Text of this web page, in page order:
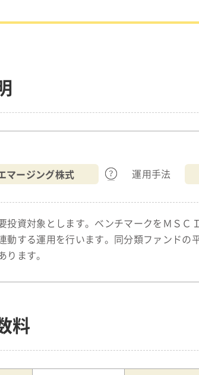
マージング株式 運用手法
投資対象とします。ベンチマークをＭＳＣ
動する運用を行います。同分類ファンドの
ります。
料